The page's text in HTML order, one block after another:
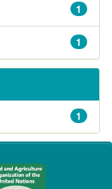
1
1
1